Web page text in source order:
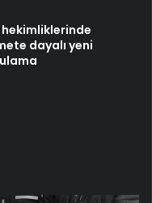
hekimliklerinde
dayalı yeni